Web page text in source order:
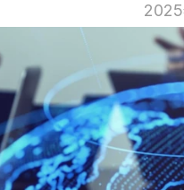
2025